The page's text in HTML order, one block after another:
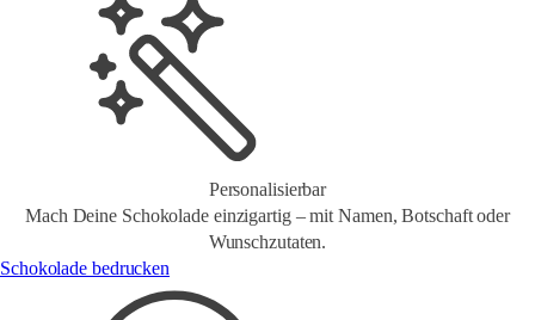
Personalisierbar
Mach Deine Schokolade einzigartig – mit Namen, Botschaft oder
Wunschzutaten.
Schokolade bedrucken